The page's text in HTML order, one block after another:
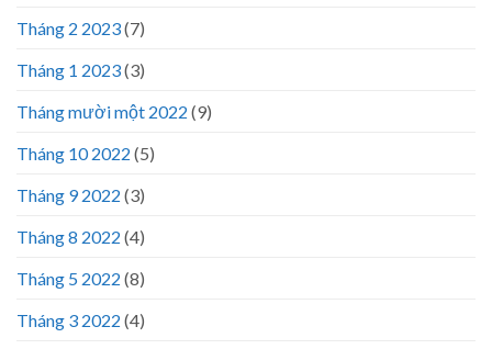
Tháng 2 2023(7)
Tháng 1 2023(3)
Tháng mười một 2022 (9)
Tháng 10 2022 (5)
Tháng 9 2022 (3)
Tháng 8 2022 (4)
Tháng 5 2022 (8)
Tháng 3 2022 (4)